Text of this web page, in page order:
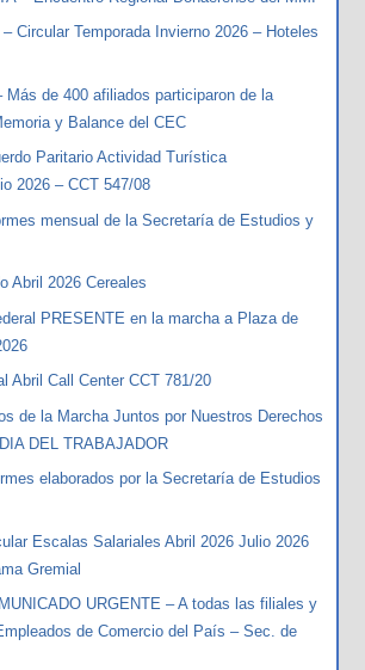
– Circular Temporada Invierno 2026 – Hoteles
Más de 400 afiliados participaron de la
y Balance del CEC
Paritario Actividad Turística
2026 – CCT 547/08
mensual de la Secretaría de Estudios y
Abril 2026 Cereales
PRESENTE en la marcha a Plaza de
Abril Call Center CCT 781/20
de la Marcha Juntos por Nuestros Derechos
DEL TRABAJADOR
elaborados por la Secretaría de Estudios
Escalas Salariales Abril 2026 Julio 2026
Gremial
URGENTE – A todas las filiales y
de Comercio del País – Sec. de